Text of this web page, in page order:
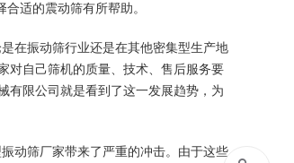
合适的震动筛有所帮助。
在振动筛行业还是在其他密集型生产地
对自己筛机的质量、技术、售后服务要
有限公司就是看到了这一发展趋势，为
动筛厂家带来了严重的冲击。由于这些